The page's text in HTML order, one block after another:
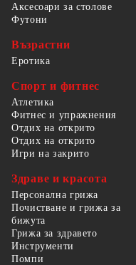
Аксесоари за столове
Футони
Възрастни
Еротика
Спорт и фитнес
Атлетика
Фитнес и упражнения
Отдих на открито
Отдих на открито
Игри на закрито
Здраве и красота
Персонална грижа
Почистване и грижа за
бижута
Грижа за здравето
Инструменти
Помпи